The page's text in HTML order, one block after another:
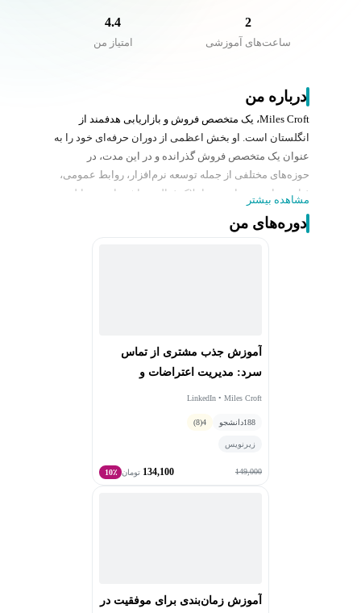
2
ساعت‌های آموزشی
4.4
امتیاز من
درباره من
Miles Croft، یک متخصص فروش و بازاریابی هدفمند از
انگلستان است. او بخش اعظمی از دوران حرفه‌ای خود را به
عنوان یک متخصص فروش گذرانده و در این مدت، در
حوزه‌های مختلفی از جمله توسعه نرم‌افزار، روابط عمومی،
فناوری، امنیت سایبری و املاک فعالیت داشته است. مایلز در
طول این سال‌ها با شرکت‌های کوچک و استارت‌آپ‌ها تا
مشاهده بیشتر
دوره‌های من
آموزش جذب مشتری از تماس
سرد: مدیریت اعتراضات و
مخالفت‌ها
LinkedIn • Miles Croft
188دانشجو 4
(8)
زیرنویس
149,000
134,100 تومان 10٪
آموزش زمان‌بندی برای موفقیت در